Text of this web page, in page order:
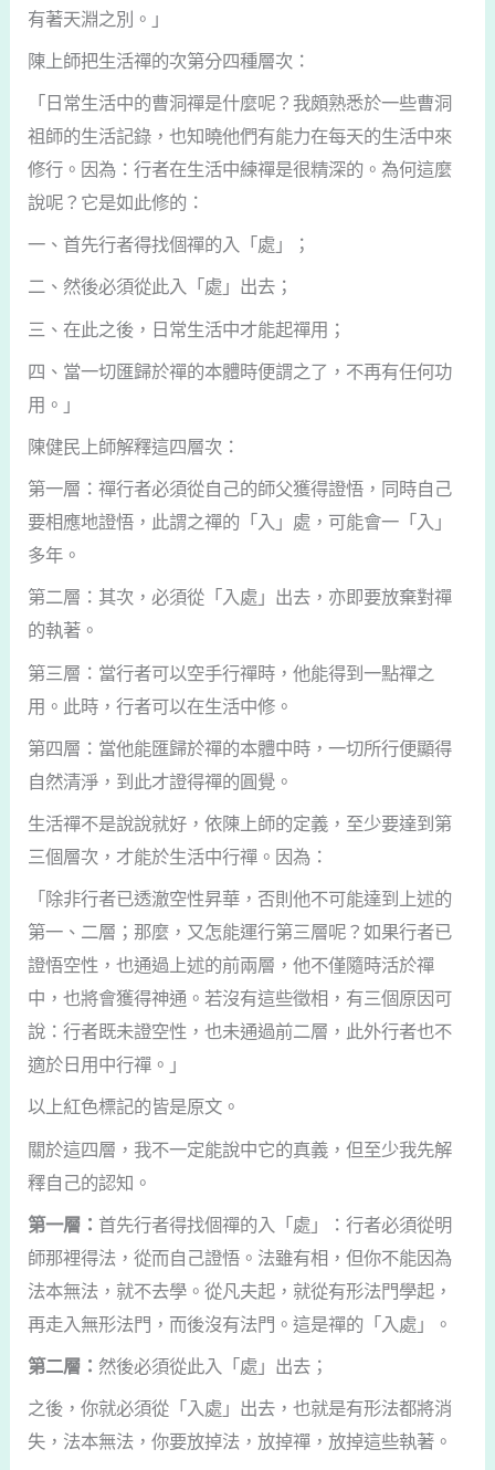
有著天淵之別。」
陳上師把生活禪的次第分四種層次：
「日常生活中的曹洞禪是什麼呢？我頗熟悉於一些曹洞
祖師的生活記錄，也知曉他們有能力在每天的生活中來
修行。因為：行者在生活中練禪是很精深的。為何這麼
說呢？它是如此修的：
一、首先行者得找個禪的入「處」；
二、然後必須從此入「處」出去；
三、在此之後，日常生活中才能起禪用；
四、當一切匯歸於禪的本體時便謂之了，不再有任何功
用。」
陳健民上師解釋這四層次：
第一層：禪行者必須從自己的師父獲得證悟，同時自己
要相應地證悟，此謂之禪的「入」處，可能會一「入」
多年。
第二層：其次，必須從「入處」出去，亦即要放棄對禪
的執著。
第三層：當行者可以空手行禪時，他能得到一點禪之
用。此時，行者可以在生活中修。
第四層：當他能匯歸於禪的本體中時，一切所行便顯得
自然清淨，到此才證得禪的圓覺。
生活禪不是說說就好，依陳上師的定義，至少要達到第
三個層次，才能於生活中行禪。因為：
「除非行者已透澈空性昇華，否則他不可能達到上述的
第一、二層；那麼，又怎能運行第三層呢？如果行者已
證悟空性，也通過上述的前兩層，他不僅隨時活於禪
中，也將會獲得神通。若沒有這些徵相，有三個原因可
說：行者既未證空性，也未通過前二層，此外行者也不
適於日用中行禪。」
以上紅色標記的皆是原文。
關於這四層，我不一定能說中它的真義，但至少我先解
釋自己的認知。
第一層： 首先行者得找個禪的入「處」：行者必須從明
師那裡得法，從而自己證悟。法雖有相，但你不能因為
法本無法，就不去學。從凡夫起，就從有形法門學起，
再走入無形法門，而後沒有法門。這是禪的「入處」。
第二層： 然後必須從此入「處」出去；
之後，你就必須從「入處」出去，也就是有形法都將消
失，法本無法，你要放掉法，放掉禪，放掉這些執著。